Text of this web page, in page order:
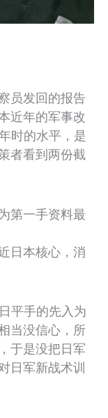
员发回的报告
近年的军事改
时的水平，是
者看到两份截
第一手资料最
日本核心，消
平手的先入为
当没信心，所
于是没把日军
日军新战术训